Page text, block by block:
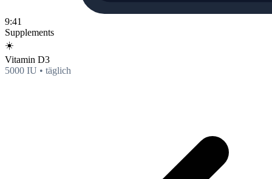
9:41
Supplements
☀️
Vitamin D3
5000 IU • täglich